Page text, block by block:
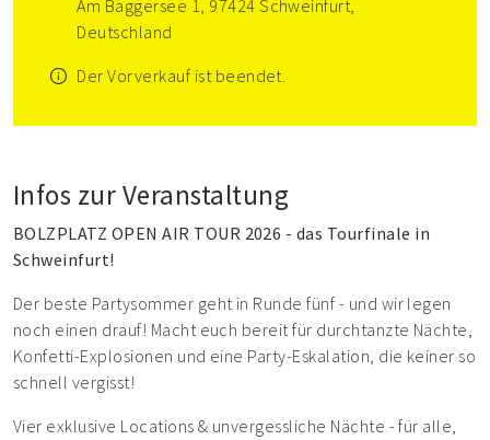
Am Baggersee 1, 97424 Schweinfurt,
Deutschland
Der Vorverkauf ist beendet.
Infos zur Veranstaltung
BOLZPLATZ OPEN AIR TOUR 2026 - das Tourfinale in
Schweinfurt!
Der beste Partysommer geht in Runde fünf - und wir legen
noch einen drauf! Macht euch bereit für durchtanzte Nächte,
Konfetti-Explosionen und eine Party-Eskalation, die keiner so
schnell vergisst!
Vier exklusive Locations & unvergessliche Nächte - für alle,